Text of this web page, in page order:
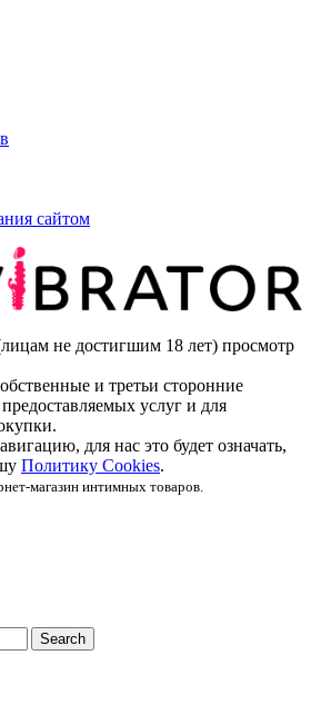
сайтом
не достигшим 18 лет) просмотр
и третьи сторонние
услуг и для
для нас это будет означать,
Политику Cookies.
магазин интимных товаров.
Search